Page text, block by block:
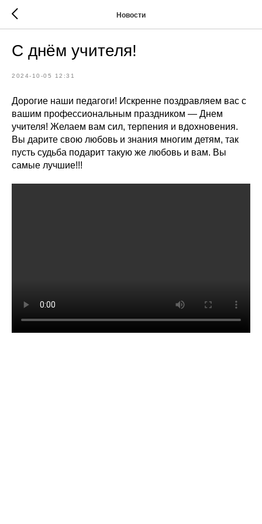
Новости
С днём учителя!
2024-10-05 12:31
Дорогие наши педагоги! Искренне поздравляем вас с
вашим профессиональным праздником — Днем
учителя! Желаем вам сил, терпения и вдохновения.
Вы дарите свою любовь и знания многим детям, так
пусть судьба подарит такую же любовь и вам. Вы
самые лучшие!!!